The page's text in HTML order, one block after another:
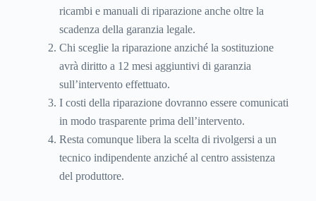
ricambi e manuali di riparazione anche oltre la
scadenza della garanzia legale.
Chi sceglie la riparazione anziché la sostituzione
avrà diritto a 12 mesi aggiuntivi di garanzia
sull’intervento effettuato.
I costi della riparazione dovranno essere comunicati
in modo trasparente prima dell’intervento.
Resta comunque libera la scelta di rivolgersi a un
tecnico indipendente anziché al centro assistenza
del produttore.